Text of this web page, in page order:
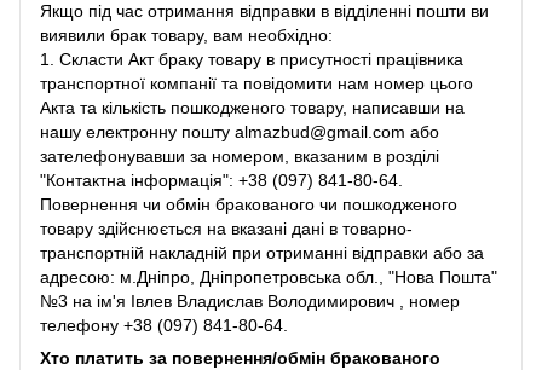
Якщо під час отримання відправки в відділенні пошти ви
виявили брак товару, вам необхідно:
1. Скласти Акт браку товару в присутності працівника
транспортної компанії та повідомити нам номер цього
Акта та кількість пошкодженого товару, написавши на
нашу електронну пошту almazbud@gmail.com або
зателефонувавши за номером, вказаним в розділі
"Контактна інформація": +38 (097) 841-80-64.
Повернення чи обмін бракованого чи пошкодженого
товару здійснюється на вказані дані в товарно-
транспортній накладній при отриманні відправки або за
адресою: м.Дніпро, Дніпропетровська обл., "Нова Пошта"
№3 на ім'я Івлев Владислав Володимирович , номер
телефону +38 (097) 841-80-64.
Хто платить за повернення/обмін бракованого